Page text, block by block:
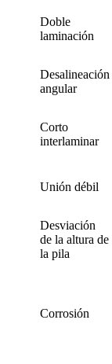
Doble
laminación
Desalineación
angular
Corto
interlaminar
Unión débil
Desviación
de la altura de
la pila
Corrosión